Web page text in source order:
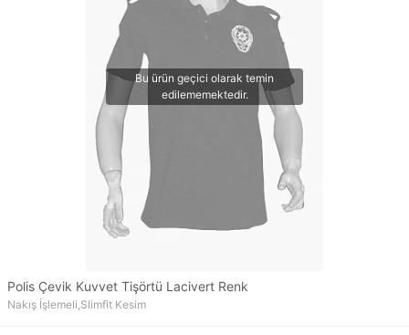
Polis Çevik Kuvvet Tişörtü Lacivert Renk
Nakış İşlemeli,Slimfit Kesim